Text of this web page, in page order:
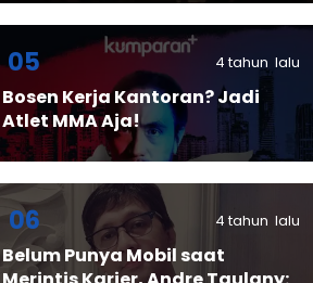
05 4 tahun lalu
Bosen Kerja Kantoran? Jadi
Atlet MMA Aja!
06 4 tahun lalu
Belum Punya Mobil saat